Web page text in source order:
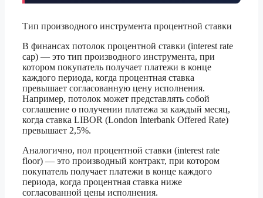
Тип производного инструмента процентной ставки
В финансах потолок процентной ставки (interest rate
cap) — это тип производного инструмента, при
котором покупатель получает платежи в конце
каждого периода, когда процентная ставка
превышает согласованную цену исполнения.
Например, потолок может представлять собой
соглашение о получении платежа за каждый месяц,
когда ставка LIBOR (London Interbank Offered Rate)
превышает 2,5%.
Аналогично, пол процентной ставки (interest rate
floor) — это производный контракт, при котором
покупатель получает платежи в конце каждого
периода, когда процентная ставка ниже
согласованной цены исполнения.